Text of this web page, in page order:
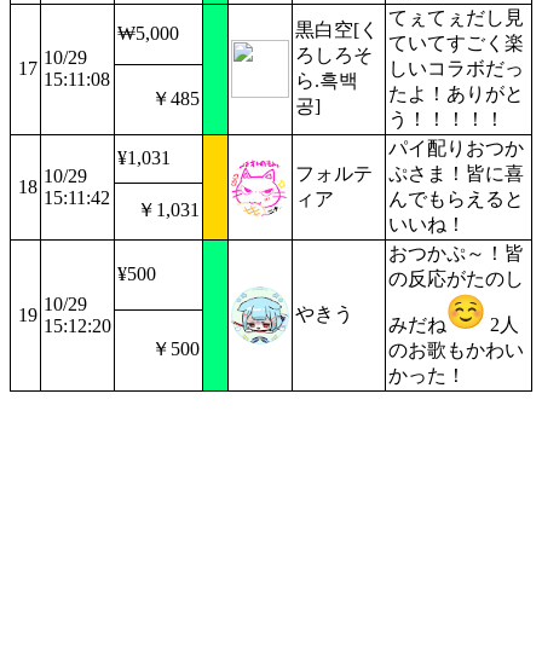
17
10/29
15:11:08
₩5,000
黒白空[く
ろしろそ
ら.흑백
공]
てぇてぇだし見
ていてすごく楽
しいコラボだっ
たよ！ありがと
う！！！！！
￥485
18
10/29
15:11:42
¥1,031
フォルテ
ィア
パイ配りおつか
ぷさま！皆に喜
んでもらえると
いいね！
￥1,031
19
10/29
15:12:20
¥500
やきう
おつかぷ～！皆
の反応がたのし
みだね
2人
のお歌もかわい
かった！
￥500